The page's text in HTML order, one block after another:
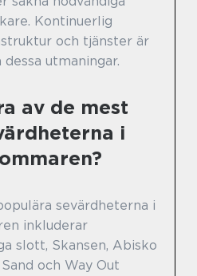
Kontinuerlig
och tjänster är
utmaningar.
av de mest
i
sevärdheterna i
inkluderar
slott, Skansen, Abisko
och Way Out